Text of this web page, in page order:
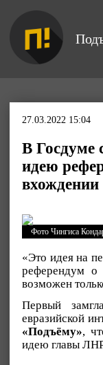
27.03.2022 15:04
В Госдуме
идею
вхождении
Фото Чингиса
«Это идея на
референдум о
возможен
Первый
евразийской
«Подъёму»,
идею главы